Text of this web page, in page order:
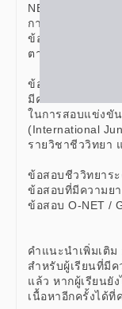
NET และ การสอ
การแบ่งออกเป็น
ข้อสอบระดับ
ตามหมวดหมู่ที่ต้อ
ข้อสอบชีววิทยาร
มีความยากในระ
ในการสอบแข่งขั
(International
รายวิชาชีววิทยา
ข้อสอบชีววิทยาร
ข้อสอบที่มีความย
ข้อสอบ O-NET /
คำแนะนำเพิ่มเติ
สำหรับผู้เรียนที่มีค
แล้ว หากผู้เรียนยั
เนื้อหาอีกครั้งได้